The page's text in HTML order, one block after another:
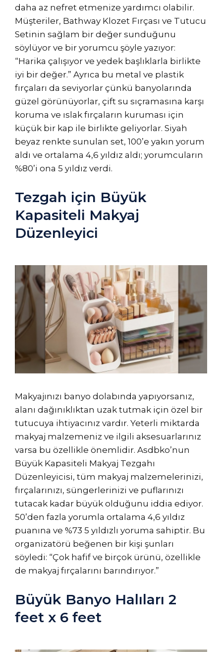
daha az nefret etmenize yardımcı olabilir.
Müşteriler, Bathway Klozet Fırçası ve Tutucu
Setinin sağlam bir değer sunduğunu
söylüyor ve bir yorumcu şöyle yazıyor:
“Harika çalışıyor ve yedek başlıklarla birlikte
iyi bir değer.” Ayrıca bu metal ve plastik
fırçaları da seviyorlar çünkü banyolarında
güzel görünüyorlar, çift su sıçramasına karşı
koruma ve ıslak fırçaların kuruması için
küçük bir kap ile birlikte geliyorlar. Siyah
beyaz renkte sunulan set, 100’e yakın yorum
aldı ve ortalama 4,6 yıldız aldı; yorumcuların
%80’i ona 5 yıldız verdi.
Tezgah için Büyük
Kapasiteli Makyaj
Düzenleyici
Makyajınızı banyo dolabında yapıyorsanız,
alanı dağınıklıktan uzak tutmak için özel bir
tutucuya ihtiyacınız vardır. Yeterli miktarda
makyaj malzemeniz ve ilgili aksesuarlarınız
varsa bu özellikle önemlidir. Asdbko’nun
Büyük Kapasiteli Makyaj Tezgahı
Düzenleyicisi, tüm makyaj malzemelerinizi,
fırçalarınızı, süngerlerinizi ve puflarınızı
tutacak kadar büyük olduğunu iddia ediyor.
50’den fazla yorumla ortalama 4,6 yıldız
puanına ve %73 5 yıldızlı yoruma sahiptir. Bu
organizatörü beğenen bir kişi şunları
söyledi: “Çok hafif ve birçok ürünü, özellikle
de makyaj fırçalarını barındırıyor.”
Büyük Banyo Halıları 2
feet x 6 feet